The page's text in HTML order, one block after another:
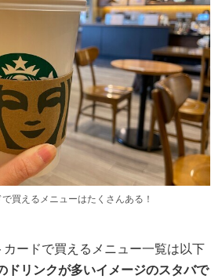
買えるメニューはたくさんある！
ードで買えるメニュー一覧は以下
ドリンクが多いイメージのスタバで